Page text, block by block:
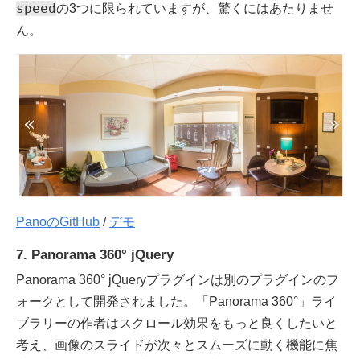
speedの3つに限られていますが、驚くにはあたりませ
ん。
PanoのGitHub / デモ
7. Panorama 360° jQuery
Panorama 360° jQueryプラグインは別のプラグインのフ
ォークとして開発されました。「Panorama 360°」ライ
ブラリーの作者はスクロール効果をもっと良くしたいと
考え、画像のスライドが次々とスムーズに動く機能に焦